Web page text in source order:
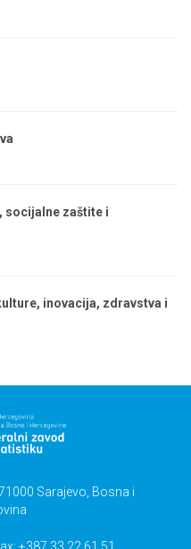
socijalne zaštite i
inovacija, zdravstva i
Sarajevo, Bosna i
+387 33 22 61 51